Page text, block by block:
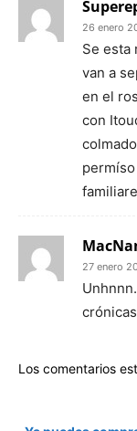
26 enero
Se esta
van a
en el
con
27 enero
Los comentarios